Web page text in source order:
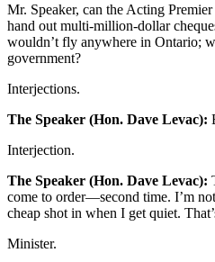
Mr. Speaker, can the Acting
hand out multi-million-dollar
wouldn’t fly anywhere in Ontario;
government?
Interjections.
The Speaker (Hon. Dave Levac):
Interjection.
The Speaker (Hon. Dave Levac):
come to order—second time. I’m
cheap shot in when I get quiet.
Minister.